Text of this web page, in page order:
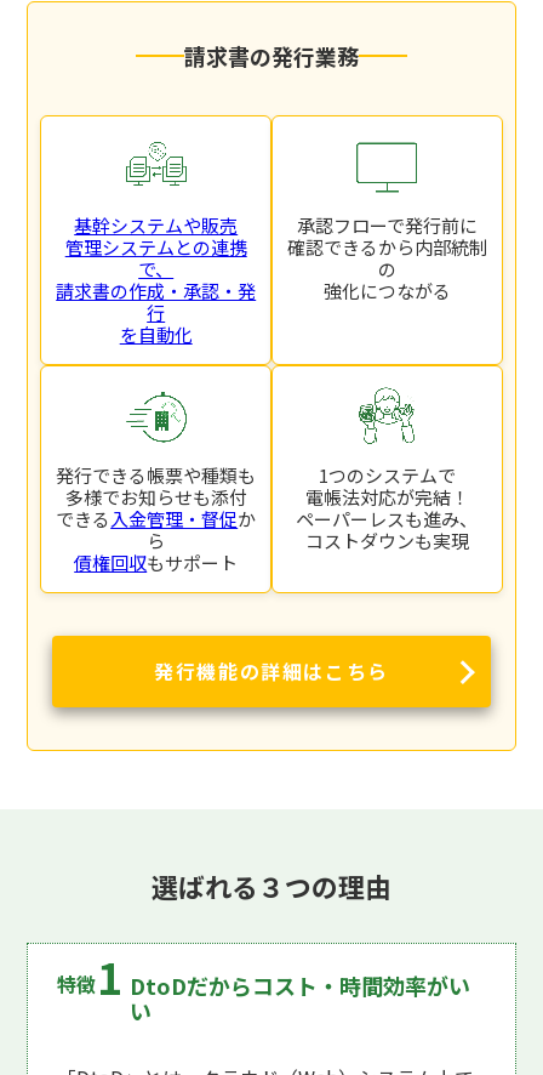
請求書の発行業務
基幹システムや販売
管理システムとの連携
で、
請求書の作成・承認・発
行
を自動化
承認フローで発行前に
確認できるから内部統制
の
強化につながる
発行できる帳票や種類も
多様でお知らせも添付
できる入金管理・督促か
ら
債権回収もサポート
1つのシステムで
電帳法対応が完結！
ペーパーレスも進み、
コストダウンも実現
発行機能の詳細はこちら
選ばれる３つの理由
DtoDだからコスト・時間効率がい
い